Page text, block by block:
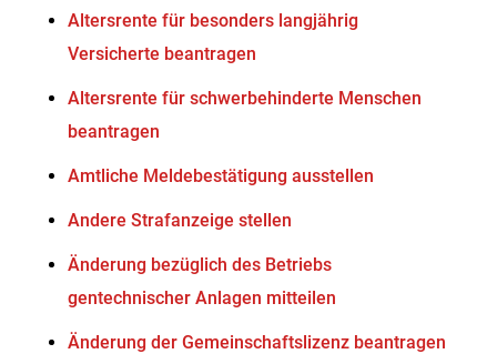
Altersrente für besonders langjährig
Versicherte beantragen
Altersrente für schwerbehinderte Menschen
beantragen
Amtliche Meldebestätigung ausstellen
Andere Strafanzeige stellen
Änderung bezüglich des Betriebs
gentechnischer Anlagen mitteilen
Änderung der Gemeinschaftslizenz beantragen